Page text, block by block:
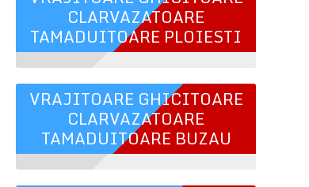
CLARVAZATOARE
TAMADUITOARE PLOIESTI
VRAJITOARE GHICITOARE
CLARVAZATOARE
TAMADUITOARE BUZAU